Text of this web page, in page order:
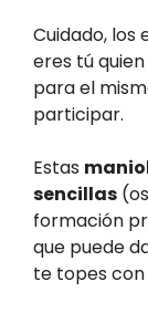
Cuidado, los
eres tú
para el
participar.
Estas
sencillas
formación
que puede
te topes con